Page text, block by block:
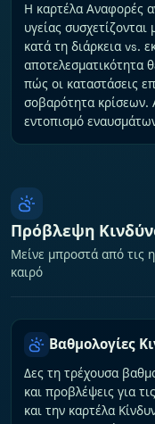
Η καρτέλα Αναφορές
υγείας συσχετίζονται
κατά τη διάρκεια vs.
αποτελεσματικότητα
πώς οι καταστάσεις
σοβαρότητα κρίσεων.
εντοπισμό
Πρόβλεψη
Μείνε μπροστά από τις
καιρό
Βαθμολογίες
Δες τη τρέχουσα
και προβλέψεις για
και την καρτέλα